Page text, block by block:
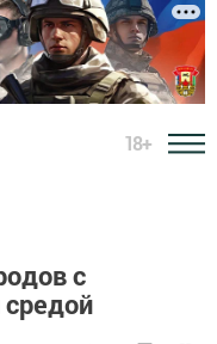
18+
с
средой